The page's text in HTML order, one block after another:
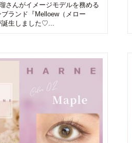
さんがイメージモデルを務める
ブランド『Melloew（メロー
誕生しました♡...